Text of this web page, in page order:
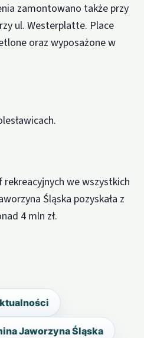
zamontowano także przy
ul. Westerplatte. Place
oraz wyposażone w
we wszystkich
Śląska pozyskała z
4 mln zł.
Jaworzyna Śląska